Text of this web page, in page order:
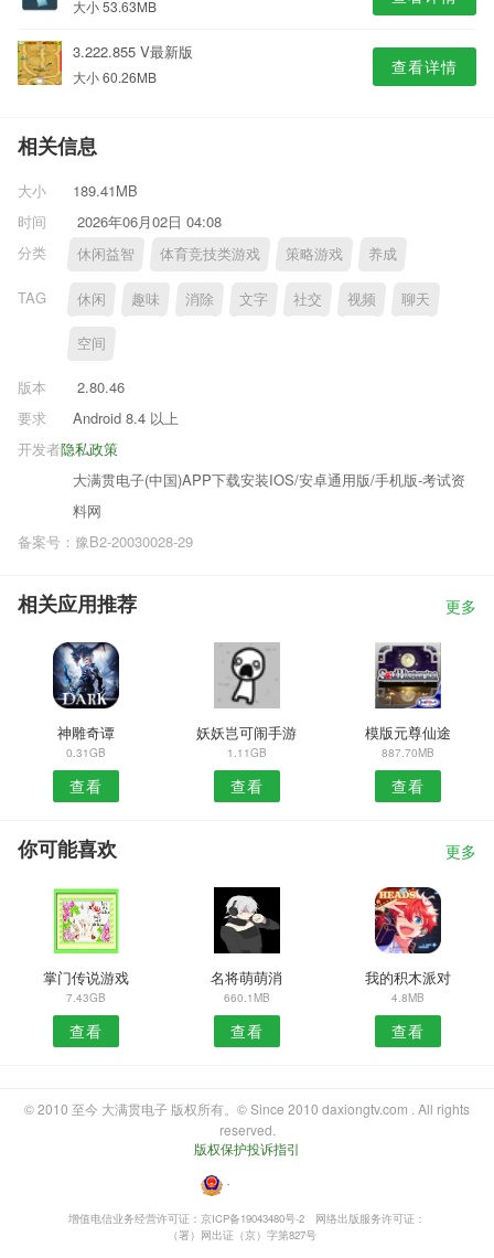
大小 53.63MB
3.222.855 V最新版
大小 60.26MB 查看详情
相关信息
大小
189.41MB
时间
2026年06月02日 04:08
分类
休闲益智 体育竞技类游戏 策略游戏 养成
TAG 休闲 趣味 消除 文字 社交 视频 聊天
空间
版本
2.80.46
要求
Android 8.4 以上
隐私政策
开发者
大满贯电子(中国)APP下载安装IOS/安卓通用版/手机版-考试资
料网
备案号：豫B2-20030028-29
相关应用推荐 更多
神雕奇谭
0.31GB
查看
妖妖岂可闹手游
1.11GB
查看
模版元尊仙途
887.70MB
查看
你可能喜欢 更多
掌门传说游戏
7.43GB
查看
名将萌萌消
660.1MB
查看
我的积木派对
4.8MB
查看
© 2010 至今 大满贯电子 版权所有。© Since 2010 daxiongtv.com . All rights
reserved.
版权保护投诉指引
・
增值电信业务经营许可证：京ICP备19043480号-2
网络出版服务许可证：
（署）网出证（京）字第827号